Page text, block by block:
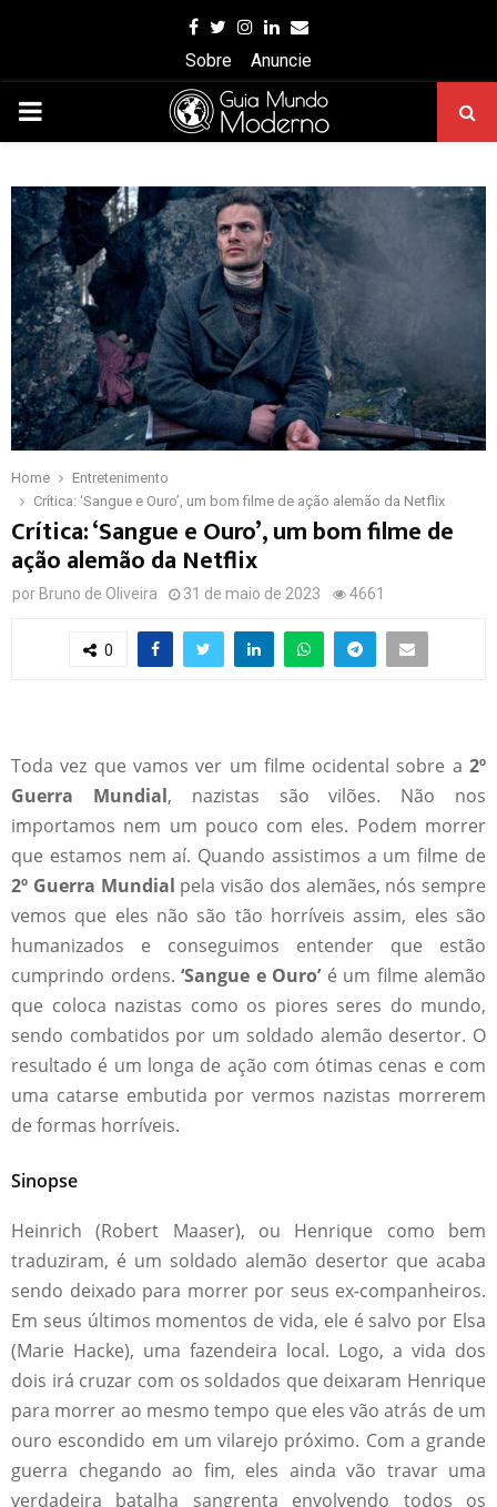
Facebook
Twitter
Instagram
Linkedin
Email
Sobre
Anuncie
PRIMARY
Home
Entretenimento
Crítica: ‘Sangue e Ouro’, um bom filme de ação alemão da Netflix
Crítica: ‘Sangue e Ouro’, um bom filme de
ação alemão da Netflix
por Bruno de Oliveira 31 de maio de 2023 4661
0
Toda vez que vamos ver um filme ocidental sobre a 2º
Guerra Mundial, nazistas são vilões. Não nos
importamos nem um pouco com eles. Podem morrer
que estamos nem aí. Quando assistimos a um filme de
2º Guerra Mundial pela visão dos alemães, nós sempre
vemos que eles não são tão horríveis assim, eles são
humanizados e conseguimos entender que estão
cumprindo ordens. ‘Sangue e Ouro’é um filme alemão
que coloca nazistas como os piores seres do mundo,
sendo combatidos por um soldado alemão desertor. O
resultado é um longa de ação com ótimas cenas e com
uma catarse embutida por vermos nazistas morrerem
de formas horríveis.
Sinopse
Heinrich (Robert Maaser), ou Henrique como bem
traduziram, é um soldado alemão desertor que acaba
sendo deixado para morrer por seus ex-companheiros.
Em seus últimos momentos de vida, ele é salvo por Elsa
(Marie Hacke), uma fazendeira local. Logo, a vida dos
dois irá cruzar com os soldados que deixaram Henrique
para morrer ao mesmo tempo que eles vão atrás de um
ouro escondido em um vilarejo próximo. Com a grande
guerra chegando ao fim, eles ainda vão travar uma
verdadeira batalha sangrenta envolvendo todos os